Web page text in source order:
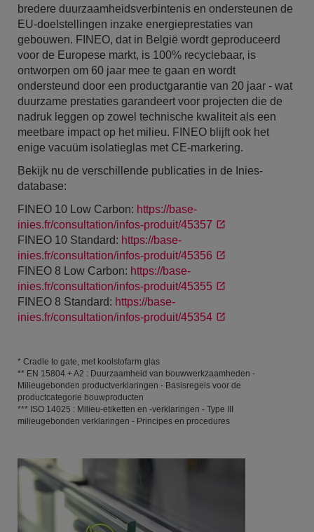
bredere duurzaamheidsverbintenis en ondersteunen de
EU-doelstellingen inzake energieprestaties van
gebouwen. FINEO, dat in België wordt geproduceerd
voor de Europese markt, is 100% recyclebaar, is
ontworpen om 60 jaar mee te gaan en wordt
ondersteund door een productgarantie van 20 jaar - wat
duurzame prestaties garandeert voor projecten die de
nadruk leggen op zowel technische kwaliteit als een
meetbare impact op het milieu. FINEO blijft ook het
enige vacuüm isolatieglas met CE-markering.
Bekijk nu de verschillende publicaties in de Inies-
database:
FINEO 10 Low Carbon: https://base-
inies.fr/consultation/infos-produit/45357
FINEO 10 Standard: https://base-
inies.fr/consultation/infos-produit/45356
FINEO 8 Low Carbon: https://base-
inies.fr/consultation/infos-produit/45355
FINEO 8 Standard: https://base-
inies.fr/consultation/infos-produit/45354
* Cradle to gate, met koolstofarm glas
** EN 15804 + A2 : Duurzaamheid van bouwwerkzaamheden -
Milieugebonden productverklaringen - Basisregels voor de
productcategorie bouwproducten
*** ISO 14025 : Milieu-etiketten en -verklaringen - Type III
milieugebonden verklaringen - Principes en procedures